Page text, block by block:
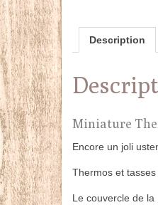
Description
Miniature
Encore un joli
Thermos et
Le couvercle de la